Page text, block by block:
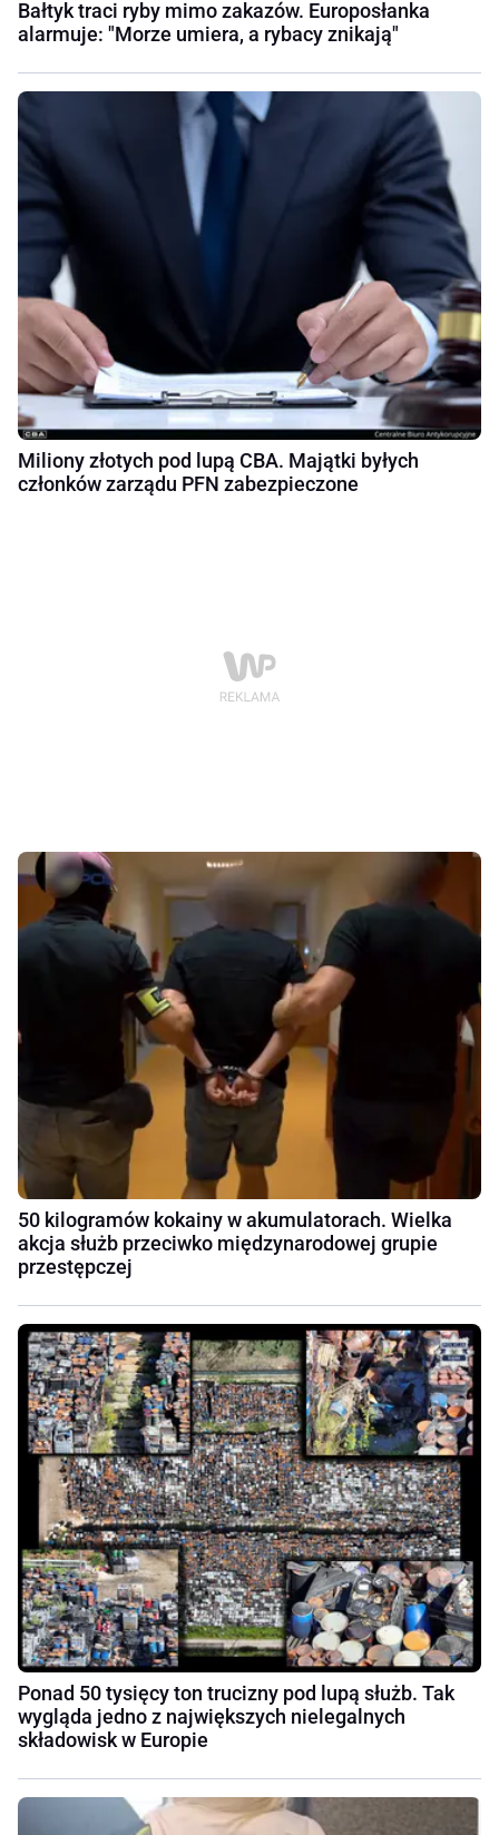
Bałtyk traci ryby mimo zakazów. Europosłanka
alarmuje: "Morze umiera, a rybacy znikają"
Miliony złotych pod lupą CBA. Majątki byłych
członków zarządu PFN zabezpieczone
50 kilogramów kokainy w akumulatorach. Wielka
akcja służb przeciwko międzynarodowej grupie
przestępczej
Ponad 50 tysięcy ton trucizny pod lupą służb. Tak
wygląda jedno z największych nielegalnych
składowisk w Europie